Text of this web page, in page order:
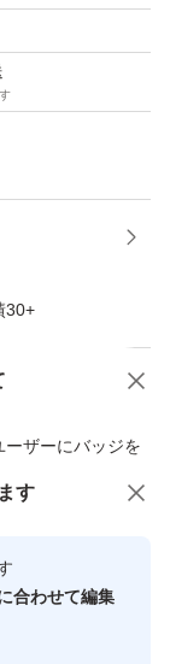
30+
ザーにバッジを
ーです
への質問
す
合わせて編集